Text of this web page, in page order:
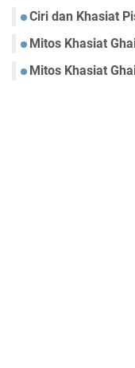
Ciri dan Khasiat
Mitos Khasiat
Mitos Khasiat